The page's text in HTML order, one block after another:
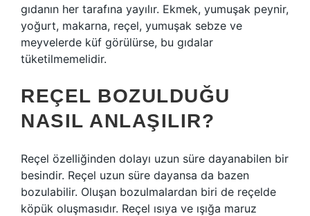
gıdanın her tarafına yayılır. Ekmek, yumuşak peynir,
yoğurt, makarna, reçel, yumuşak sebze ve
meyvelerde küf görülürse, bu gıdalar
tüketilmemelidir.
REÇEL BOZULDUĞU
NASIL ANLAŞILIR?
Reçel özelliğinden dolayı uzun süre dayanabilen bir
besindir. Reçel uzun süre dayansa da bazen
bozulabilir. Oluşan bozulmalardan biri de reçelde
köpük oluşmasıdır. Reçel ısıya ve ışığa maruz